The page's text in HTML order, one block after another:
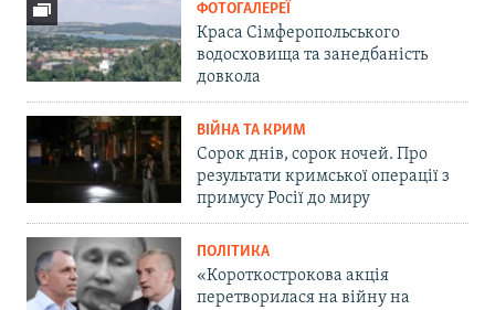
ФОТОГАЛЕРЕЇ
Краса Сімферопольського
водосховища та занедбаність
довкола
ВІЙНА ТА КРИМ
Сорок днів, сорок ночей. Про
результати кримської операції з
примусу Росії до миру
ПОЛІТИКА
«Короткострокова акція
перетворилася на війну на